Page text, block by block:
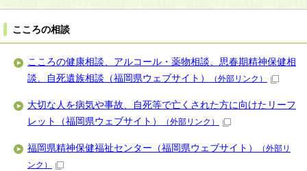
こころの相談
こころの健康相談、アルコール・薬物相談、思春期精神保健相
談、自死遺族相談（福岡県ウェブサイト）
（外部リンク）
大切な人を病気や事故、自死等で亡くされた方に向けたリーフ
レット（福岡県ウェブサイト）
（外部リンク）
福岡県精神保健福祉センター（福岡県ウェブサイト）
（外部リ
ンク）